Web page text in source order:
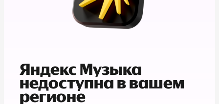
Яндекс Музыка
недоступна в вашем
регионе